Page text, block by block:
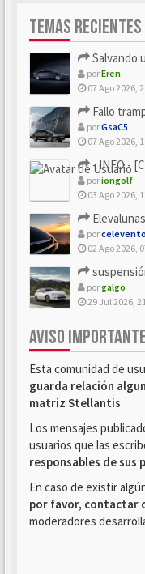
TEMAS RECIENTES
Salvando un
porEren
07 Ago 2026,
Fallo
porGsaC5
07 Ago 2026,
- INFO -
poriongolf
03 Ago 2026,
Elevalunas
por
02 Ago 2026,
porgalgo
29 Jul 2026,
AVISO IMPORTANTE
Esta comunidad de
guarda relación
matriz Stellantis.
Los mensajes
usuarios que las
responsables de sus
En caso de existir
por favor, contactar
moderadores